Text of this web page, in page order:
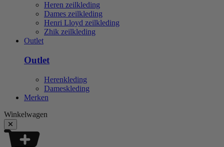
Heren zeilkleding
Dames zeilkleding
Henri Lloyd zeilkleding
Zhik zeilkleding
Outlet
Outlet
Herenkleding
Dameskleding
Merken
Winkelwagen